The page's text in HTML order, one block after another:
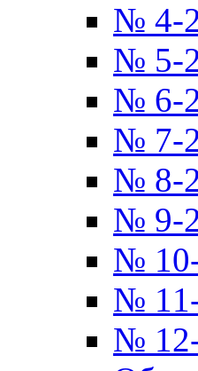
№ 4-
№ 5-
№ 6-
№ 7-
№ 8-
№ 9-
№
№
№